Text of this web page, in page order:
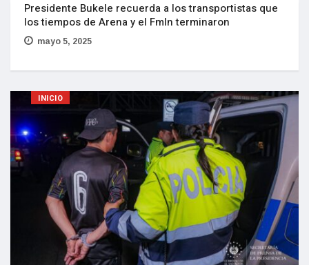
Presidente Bukele recuerda a los transportistas que
los tiempos de Arena y el Fmln terminaron
mayo 5, 2025
INICIO